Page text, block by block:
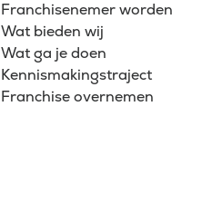
Franchisenemer worden
Wat bieden wij
Wat ga je doen
Kennismakingstraject
Franchise overnemen